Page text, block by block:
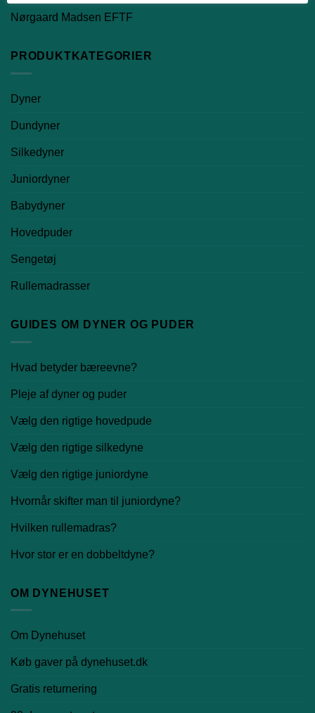
Nørgaard Madsen EFTF
PRODUKTKATEGORIER
Dyner
Dundyner
Silkedyner
Juniordyner
Babydyner
Hovedpuder
Sengetøj
Rullemadrasser
GUIDES OM DYNER OG PUDER
Hvad betyder bæreevne?
Pleje af dyner og puder
Vælg den rigtige hovedpude
Vælg den rigtige silkedyne
Vælg den rigtige juniordyne
Hvornår skifter man til juniordyne?
Hvilken rullemadras?
Hvor stor er en dobbeltdyne?
OM DYNEHUSET
Om Dynehuset
Køb gaver på dynehuset.dk
Gratis returnering